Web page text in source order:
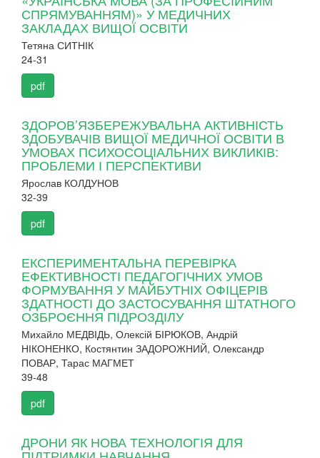
СПРЯМУВАННЯМ)» У МЕДИЧНИХ
ЗАКЛАДАХ ВИЩОЇ ОСВІТИ
Тетяна СИТНІК
24-31
pdf
ЗДОРОВ’ЯЗБЕРЕЖУВАЛЬНА АКТИВНІСТЬ
ЗДОБУВАЧІВ ВИЩОЇ МЕДИЧНОЇ ОСВІТИ В
УМОВАХ ПСИХОСОЦІАЛЬНИХ ВИКЛИКІВ:
ПРОБЛЕМИ І ПЕРСПЕКТИВИ
Ярослав КОЛДУНОВ
32-39
pdf
ЕКСПЕРИМЕНТАЛЬНА ПЕРЕВІРКА
ЕФЕКТИВНОСТІ ПЕДАГОГІЧНИХ УМОВ
ФОРМУВАННЯ У МАЙБУТНІХ ОФІЦЕРІВ
ЗДАТНОСТІ ДО ЗАСТОСУВАННЯ ШТАТНОГО
ОЗБРОЄННЯ ПІДРОЗДІЛУ
Михайло МЕДВІДЬ, Олексій БІРЮКОВ, Андрій
НІКОНЕНКО, Костянтин ЗАДОРОЖНИЙ, Олександр
ПОВАР, Тарас МАГМЕТ
39-48
pdf
ДРОНИ ЯК НОВА ТЕХНОЛОГІЯ ДЛЯ